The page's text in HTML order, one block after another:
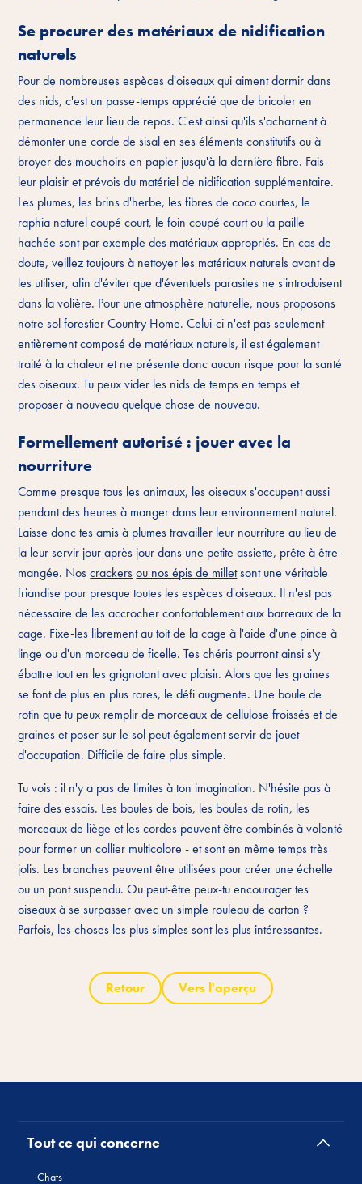
Se procurer des matériaux de nidification
naturels
Pour de nombreuses espèces d'oiseaux qui aiment dormir dans
des nids, c'est un passe-temps apprécié que de bricoler en
permanence leur lieu de repos. C'est ainsi qu'ils s'acharnent à
démonter une corde de sisal en ses éléments constitutifs ou à
broyer des mouchoirs en papier jusqu'à la dernière fibre. Fais-
leur plaisir et prévois du matériel de nidification supplémentaire.
Les plumes, les brins d'herbe, les fibres de coco courtes, le
raphia naturel coupé court, le foin coupé court ou la paille
hachée sont par exemple des matériaux appropriés. En cas de
doute, veillez toujours à nettoyer les matériaux naturels avant de
les utiliser, afin d'éviter que d'éventuels parasites ne s'introduisent
dans la volière. Pour une atmosphère naturelle, nous proposons
notre sol forestier Country Home. Celui-ci n'est pas seulement
entièrement composé de matériaux naturels, il est également
traité à la chaleur et ne présente donc aucun risque pour la santé
des oiseaux. Tu peux vider les nids de temps en temps et
proposer à nouveau quelque chose de nouveau.
Formellement autorisé : jouer avec la
nourriture
Comme presque tous les animaux, les oiseaux s'occupent aussi
pendant des heures à manger dans leur environnement naturel.
Laisse donc tes amis à plumes travailler leur nourriture au lieu de
la leur servir jour après jour dans une petite assiette, prête à être
mangée. Noscrackers ou nos épis de milletsont une véritable
friandise pour presque toutes les espèces d'oiseaux. Il n'est pas
nécessaire de les accrocher confortablement aux barreaux de la
cage. Fixe-les librement au toit de la cage à l'aide d'une pince à
linge ou d'un morceau de ficelle. Tes chéris pourront ainsi s'y
ébattre tout en les grignotant avec plaisir. Alors que les graines
se font de plus en plus rares, le défi augmente. Une boule de
rotin que tu peux remplir de morceaux de cellulose froissés et de
graines et poser sur le sol peut également servir de jouet
d'occupation. Difficile de faire plus simple.
Tu vois : il n'y a pas de limites à ton imagination. N'hésite pas à
faire des essais. Les boules de bois, les boules de rotin, les
morceaux de liège et les cordes peuvent être combinés à volonté
pour former un collier multicolore - et sont en même temps très
jolis. Les branches peuvent être utilisées pour créer une échelle
ou un pont suspendu. Ou peut-être peux-tu encourager tes
oiseaux à se surpasser avec un simple rouleau de carton ?
Parfois, les choses les plus simples sont les plus intéressantes.
Retour Vers l'aperçu
Tout ce qui concerne
Chats